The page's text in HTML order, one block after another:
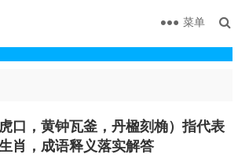
菜单
口，黄钟瓦釜，丹楹刻桷）指代表
肖，成语释义落实解答